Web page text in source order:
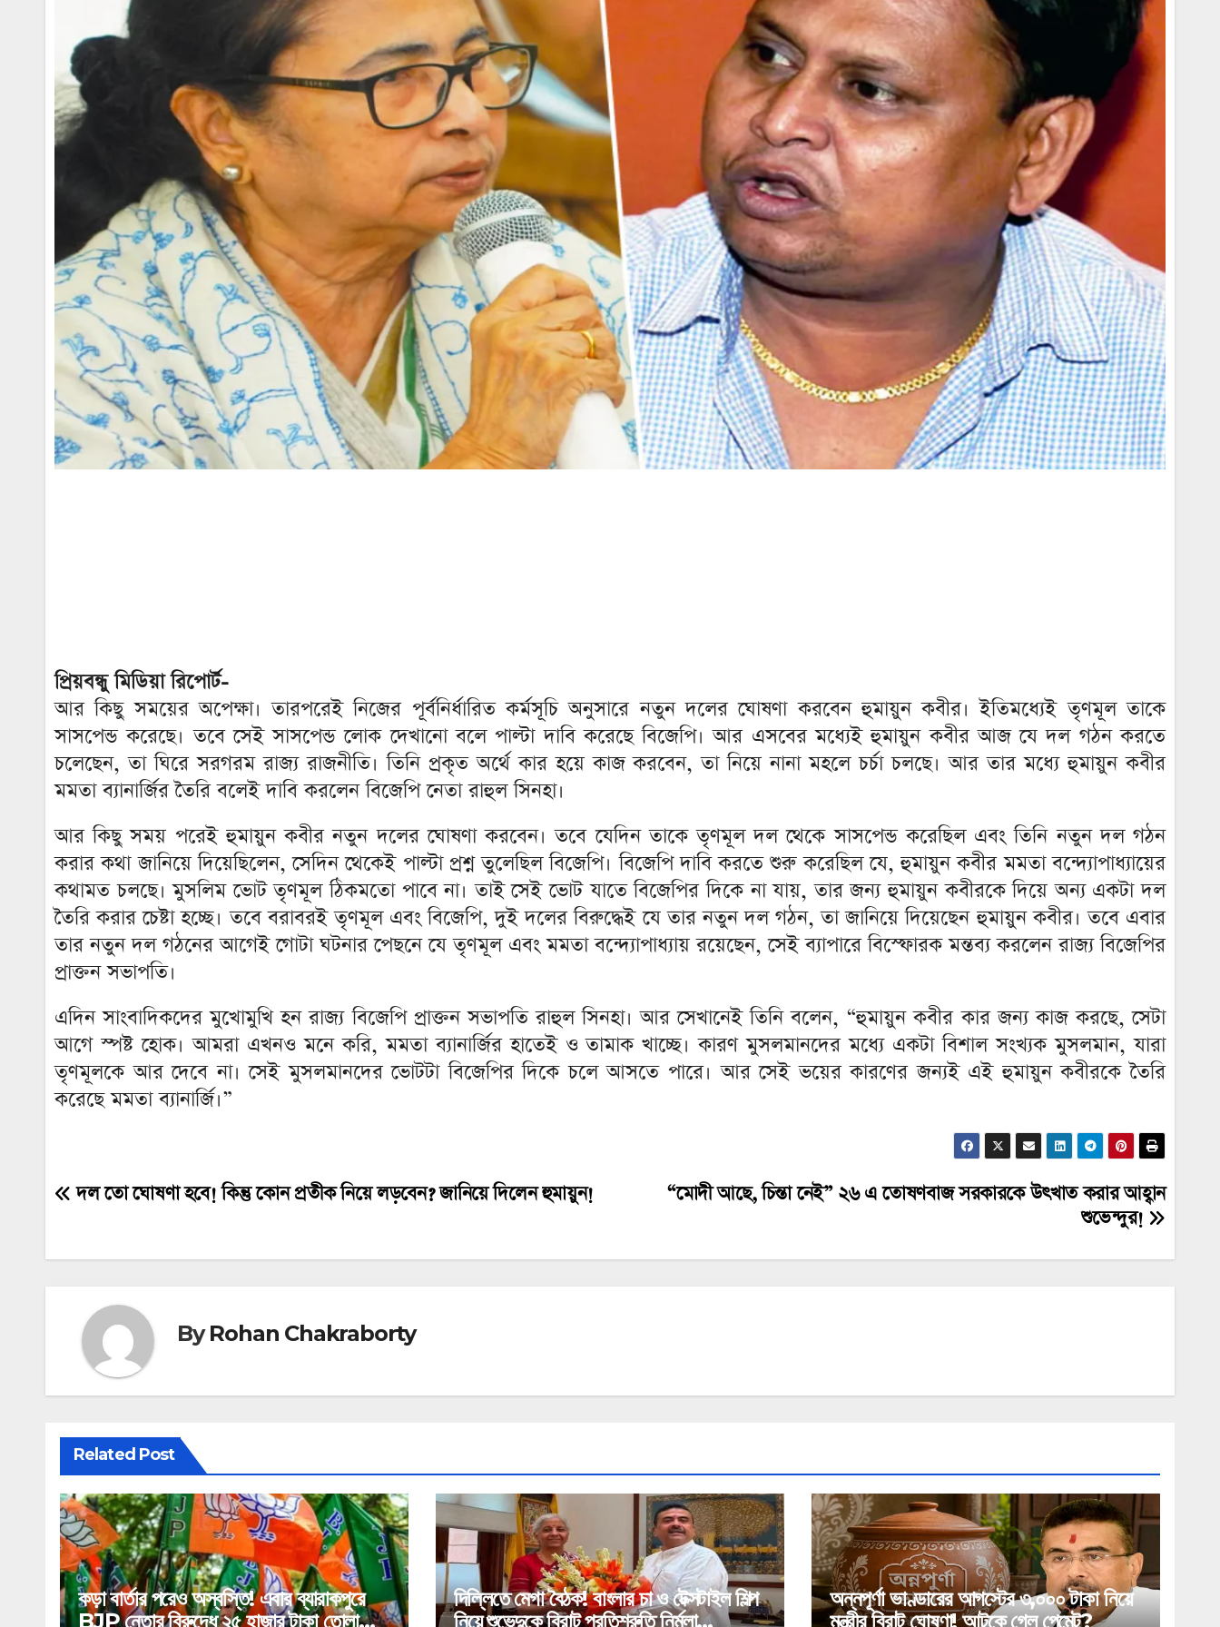
প্রিয়বন্ধু মিডিয়া রিপোর্ট-
আর কিছু সময়ের অপেক্ষা। তারপরেই নিজের পূর্বনির্ধারিত কর্মসূচি অনুসারে নতুন দলের ঘোষণা করবেন হুমায়ুন কবীর। ইতিমধ্যেই তৃণমূল তাকে
সাসপেন্ড করেছে। তবে সেই সাসপেন্ড লোক দেখানো বলে পাল্টা দাবি করেছে বিজেপি। আর এসবের মধ্যেই হুমায়ুন কবীর আজ যে দল গঠন করতে
চলেছেন, তা ঘিরে সরগরম রাজ্য রাজনীতি। তিনি প্রকৃত অর্থে কার হয়ে কাজ করবেন, তা নিয়ে নানা মহলে চর্চা চলছে। আর তার মধ্যে হুমায়ুন কবীর
মমতা ব্যানার্জির তৈরি বলেই দাবি করলেন বিজেপি নেতা রাহুল সিনহা।
আর কিছু সময় পরেই হুমায়ুন কবীর নতুন দলের ঘোষণা করবেন। তবে যেদিন তাকে তৃণমূল দল থেকে সাসপেন্ড করেছিল এবং তিনি নতুন দল গঠন
করার কথা জানিয়ে দিয়েছিলেন, সেদিন থেকেই পাল্টা প্রশ্ন তুলেছিল বিজেপি। বিজেপি দাবি করতে শুরু করেছিল যে, হুমায়ুন কবীর মমতা বন্দ্যোপাধ্যায়ের
কথামত চলছে। মুসলিম ভোট তৃণমূল ঠিকমতো পাবে না। তাই সেই ভোট যাতে বিজেপির দিকে না যায়, তার জন্য হুমায়ুন কবীরকে দিয়ে অন্য একটা দল
তৈরি করার চেষ্টা হচ্ছে। তবে বরাবরই তৃণমূল এবং বিজেপি, দুই দলের বিরুদ্ধেই যে তার নতুন দল গঠন, তা জানিয়ে দিয়েছেন হুমায়ুন কবীর। তবে এবার
তার নতুন দল গঠনের আগেই গোটা ঘটনার পেছনে যে তৃণমূল এবং মমতা বন্দ্যোপাধ্যায় রয়েছেন, সেই ব্যাপারে বিস্ফোরক মন্তব্য করলেন রাজ্য বিজেপির
প্রাক্তন সভাপতি।
এদিন সাংবাদিকদের মুখোমুখি হন রাজ্য বিজেপি প্রাক্তন সভাপতি রাহুল সিনহা। আর সেখানেই তিনি বলেন, “হুমায়ুন কবীর কার জন্য কাজ করছে, সেটা
আগে স্পষ্ট হোক। আমরা এখনও মনে করি, মমতা ব্যানার্জির হাতেই ও তামাক খাচ্ছে। কারণ মুসলমানদের মধ্যে একটা বিশাল সংখ্যক মুসলমান, যারা
তৃণমূলকে আর দেবে না। সেই মুসলমানদের ভোটটা বিজেপির দিকে চলে আসতে পারে। আর সেই ভয়ের কারণের জন্যই এই হুমায়ুন কবীরকে তৈরি
করেছে মমতা ব্যানার্জি।”
Post
“মোদী আছে, চিন্তা নেই” ২৬ এ তোষণবাজ সরকারকে উৎখাত করার আহ্বান
শুভেন্দুর!
দল তো ঘোষণা হবে! কিন্তু কোন প্রতীক নিয়ে লড়বেন? জানিয়ে দিলেন হুমায়ুন!
ByRohan Chakraborty
Related Post
কড়া বার্তার পরেও অস্বস্তি! এবার ব্যারাকপুরে
BJP নেতার বিরুদ্ধে ২৫ হাজার টাকা তোলা
দিল্লিতে মেগা বৈঠক! বাংলার চা ও টেক্সটাইল শিল্প
নিয়ে শুভেন্দুকে বিরাট প্রতিশ্রুতি নির্মলা
অন্নপূর্ণা ভাণ্ডারের আগস্টের ৩,০০০ টাকা নিয়ে
মন্ত্রীর বিরাট ঘোষণা! আটকে গেল পেমেন্ট?